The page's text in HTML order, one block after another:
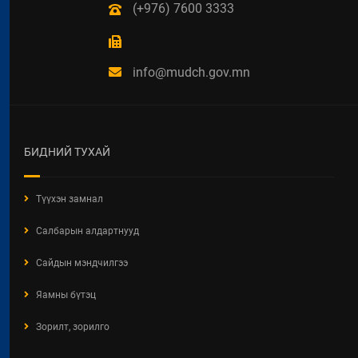
(+976) 7600 3333
info@mudch.gov.mn
БИДНИЙ ТУХАЙ
Түүхэн замнал
Салбарын алдартнууд
Сайдын мэндчилгээ
Яамны бүтэц
Зорилт, зорилго